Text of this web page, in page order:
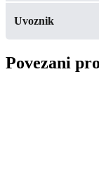
Uvoznik
Povezani